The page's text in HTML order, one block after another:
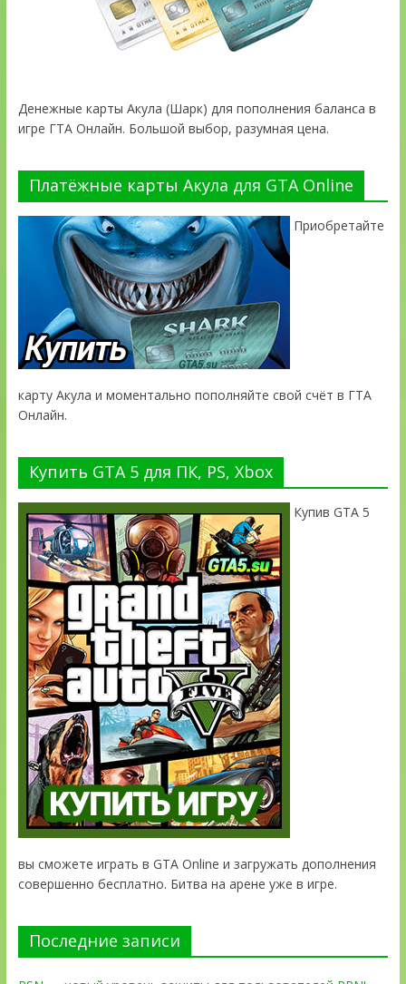
Денежные карты Акула (Шарк) для пополнения баланса в
игре ГТА Онлайн. Большой выбор, разумная цена.
Платёжные карты Акула для GTA Online
Приобретайте
карту Акула и моментально пополняйте свой счёт в ГТА
Онлайн.
Купить GTA 5 для ПК, PS, Xbox
Купив GTA 5
вы сможете играть в GTA Online и загружать дополнения
совершенно бесплатно. Битва на арене уже в игре.
Последние записи